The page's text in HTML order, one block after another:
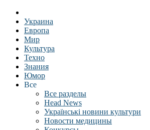
Украина
Европа
Мир
Культура
Техно
Знания
Юмор
Все
Все разделы
Head News
Українські новини культури
Новости медицины